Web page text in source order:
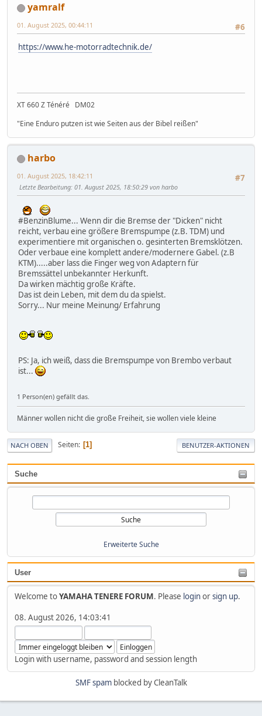
Suche
Erweiterte Suche
User
Welcome toYAMAHA TENERE FORUM. Please loginorsign up.
08. August 2026, 14:03:41
Login with username, password and session length
yamralf
#6
01. August 2025, 00:44:11
https://www.he-motorradtechnik.de/
XT 660 Z Ténéré DM02
"Eine Enduro putzen ist wie Seiten aus der Bibel reißen"
harbo
#7
01. August 2025, 18:42:11
Letzte Bearbeitung: 01. August 2025, 18:50:29 von harbo
#BenzinBlume... Wenn dir die Bremse der "Dicken" nicht
reicht, verbau eine größere Bremspumpe (z.B. TDM) und
experimentiere mit organischen o. gesinterten Bremsklötzen.
Oder verbaue eine komplett andere/modernere Gabel. (z.B
KTM).....aber lass die Finger weg von Adaptern für
Bremssättel unbekannter Herkunft.
Da wirken mächtig große Kräfte.
Das ist dein Leben, mit dem du da spielst.
Sorry... Nur meine Meinung/ Erfahrung
PS: Ja, ich weiß, dass die Bremspumpe von Brembo verbaut
ist...
1 Person(en) gefällt das.
Männer wollen nicht die große Freiheit, sie wollen viele kleine
NACH OBEN Seiten 1 BENUTZER-AKTIONEN
SMF spamblocked by CleanTalk